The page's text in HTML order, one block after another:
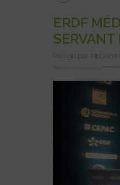
ERDF
SERVANT
Rédigé par